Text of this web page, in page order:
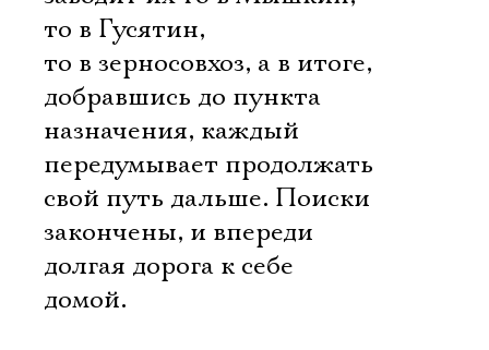
то в Гусятин,
то в зерносовхоз, а в итоге,
добравшись до пункта
назначения, каждый
передумывает продолжать
свой путь дальше. Поиски
закончены, и впереди 
долгая дорога к себе
домой.